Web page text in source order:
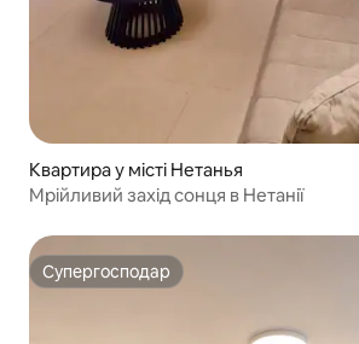
Квартира у місті Нетанья
Мрійливий захід сонця в Нетанії
Супергосподар
Супергосподар